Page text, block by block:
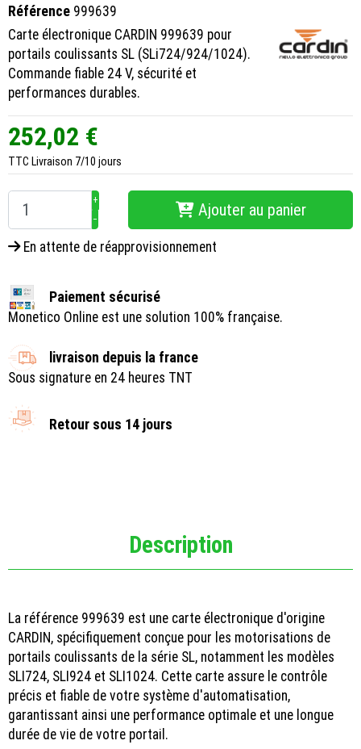
Référence 999639
Carte électronique CARDIN 999639 pour
portails coulissants SL (SLi724/924/1024).
Commande fiable 24 V, sécurité et
performances durables.
252,02 €
TTC Livraison 7/10 jours
+
−
Ajouter au panier
En attente de réapprovisionnement
Paiement sécurisé
Monetico Online est une solution 100% française.
livraison depuis la france
Sous signature en 24 heures TNT
Retour sous 14 jours
Description
La référence 999639 est une carte électronique d'origine
CARDIN, spécifiquement conçue pour les motorisations de
portails coulissants de la série SL, notamment les modèles
SLI724, SLI924 et SLI1024. Cette carte assure le contrôle
précis et fiable de votre système d'automatisation,
garantissant ainsi une performance optimale et une longue
durée de vie de votre portail.